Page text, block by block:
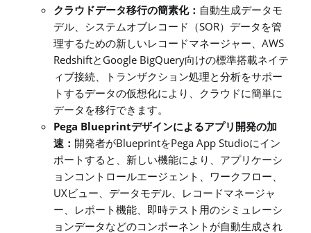
クラウドデータ移行の簡素化： 自動生成データモ
デル、システムオブレコード（SOR）データを管
理するための新しいレコードマネージャー、 AWS
Redshiftと Google BigQuery向けの標準搭載ネイテ
ィブ接続、トランザクション処理と分析をサポー
トするデータの仮想化により、クラウドに簡単に
データを移行できます。
Pega Blueprintデザインによるアプリ開発の加
速： 開発者がBlueprintをPega App Studioにイン
ポートすると、新しい機能により、アプリケーシ
ョンコントロールエージェント、ワークフロー、
UX ビュー、データモデル、レコードマネージャ
ー、レポート機能、即時テスト用のシミュレーシ
ョンデータなどのコンポーネントが自動生成され